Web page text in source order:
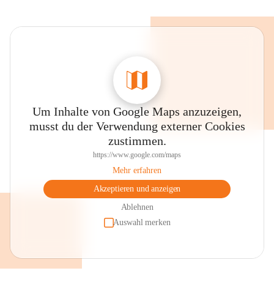
Um Inhalte von Google Maps anzuzeigen,
musst du der Verwendung externer Cookies
zustimmen.
https://www.google.com/maps
Mehr erfahren
Akzeptieren und anzeigen
Ablehnen
Auswahl merken